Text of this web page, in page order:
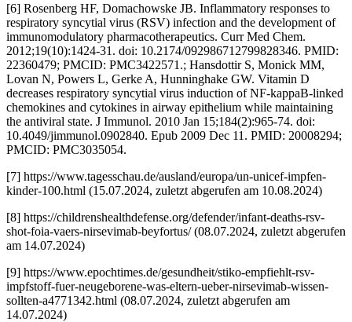
[6] Rosenberg HF, Domachowske JB. Inflammatory responses to
respiratory syncytial virus (RSV) infection and the development of
immunomodulatory pharmacotherapeutics. Curr Med Chem.
2012;19(10):1424-31. doi: 10.2174/092986712799828346. PMID:
22360479; PMCID: PMC3422571.; Hansdottir S, Monick MM,
Lovan N, Powers L, Gerke A, Hunninghake GW. Vitamin D
decreases respiratory syncytial virus induction of NF-kappaB-linked
chemokines and cytokines in airway epithelium while maintaining
the antiviral state. J Immunol. 2010 Jan 15;184(2):965-74. doi:
10.4049/jimmunol.0902840. Epub 2009 Dec 11. PMID: 20008294;
PMCID: PMC3035054.
[7] https://www.tagesschau.de/ausland/europa/un-unicef-impfen-
kinder-100.html (15.07.2024, zuletzt abgerufen am 10.08.2024)
[8] https://childrenshealthdefense.org/defender/infant-deaths-rsv-
shot-foia-vaers-nirsevimab-beyfortus/ (08.07.2024, zuletzt abgerufen
am 14.07.2024)
[9] https://www.epochtimes.de/gesundheit/stiko-empfiehlt-rsv-
impfstoff-fuer-neugeborene-was-eltern-ueber-nirsevimab-wissen-
sollten-a4771342.html (08.07.2024, zuletzt abgerufen am
14.07.2024)